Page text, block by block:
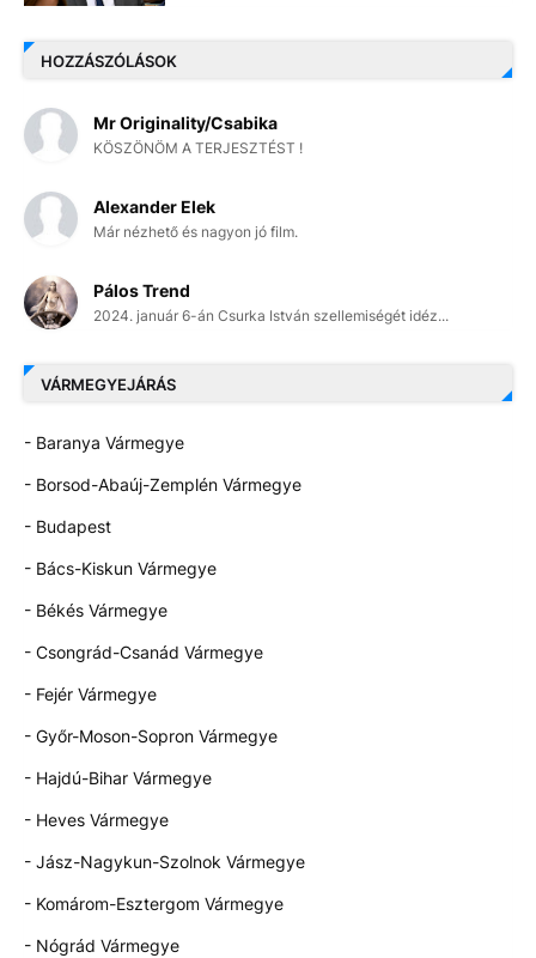
HOZZÁSZÓLÁSOK
Mr Originality/Csabika
KÖSZÖNÖM A TERJESZTÉST !
Alexander Elek
Már nézhető és nagyon jó film.
Pálos Trend
2024. január 6-án Csurka István szellemiségét idéz...
VÁRMEGYEJÁRÁS
- Baranya Vármegye
- Borsod-Abaúj-Zemplén Vármegye
- Budapest
- Bács-Kiskun Vármegye
- Békés Vármegye
- Csongrád-Csanád Vármegye
- Fejér Vármegye
- Győr-Moson-Sopron Vármegye
- Hajdú-Bihar Vármegye
- Heves Vármegye
- Jász-Nagykun-Szolnok Vármegye
- Komárom-Esztergom Vármegye
- Nógrád Vármegye